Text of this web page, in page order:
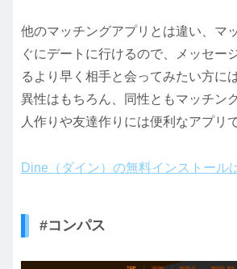
他のマッチングアプリとは違い、マ
ぐにデートに行けるので、メッセー
るより早く相手と会ってみたい方に
異性はもちろん、同性ともマッチン
人作りや友達作りには便利なアプリで
Dine（ダイン）の無料インストール
#コンパス